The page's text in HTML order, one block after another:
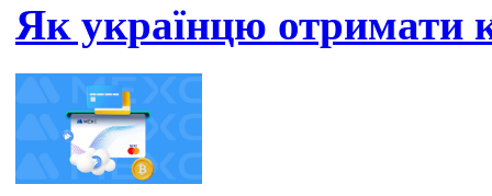
Як українцю отримати